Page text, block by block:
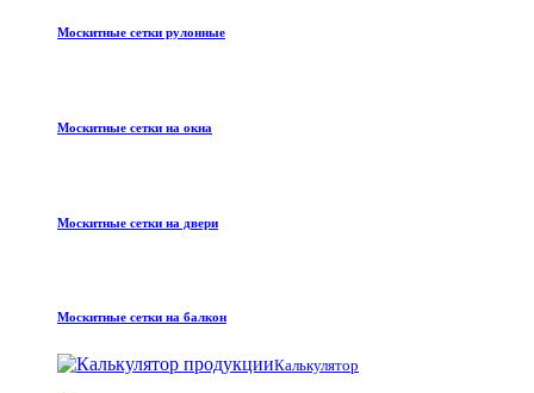
Москитные сетки рулонные
Москитные сетки на окна
Москитные сетки на двери
Москитные сетки на балкон
Калькулятор